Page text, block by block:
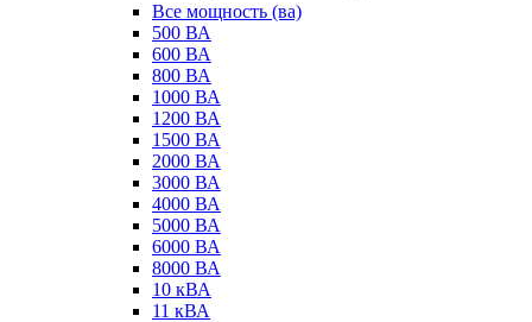
Все мощность (ва)
500 ВА
600 ВА
800 ВА
1000 ВА
1200 ВА
1500 ВА
2000 ВА
3000 ВА
4000 ВА
5000 ВА
6000 ВА
8000 ВА
10 кВА
11 кВА